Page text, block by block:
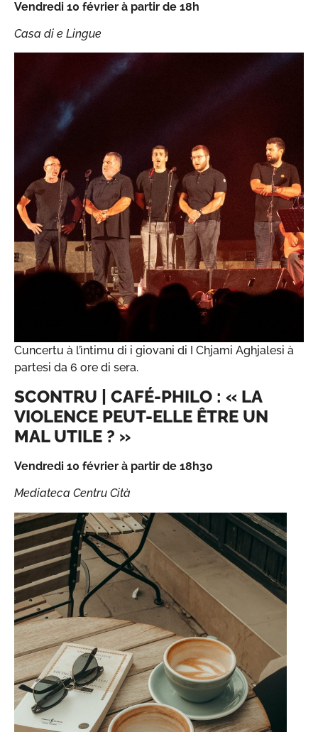
Vendredi 10 février à partir de 18h
Casa di e Lingue
Cuncertu à l’ìntimu di i giovani di I Chjami Aghjalesi à
partesi da 6 ore di sera.
SCONTRU | CAFÉ-PHILO : « LA
VIOLENCE PEUT-ELLE ÊTRE UN
MAL UTILE ? »
Vendredi 10 février à partir de 18h30
Mediateca Centru Cità